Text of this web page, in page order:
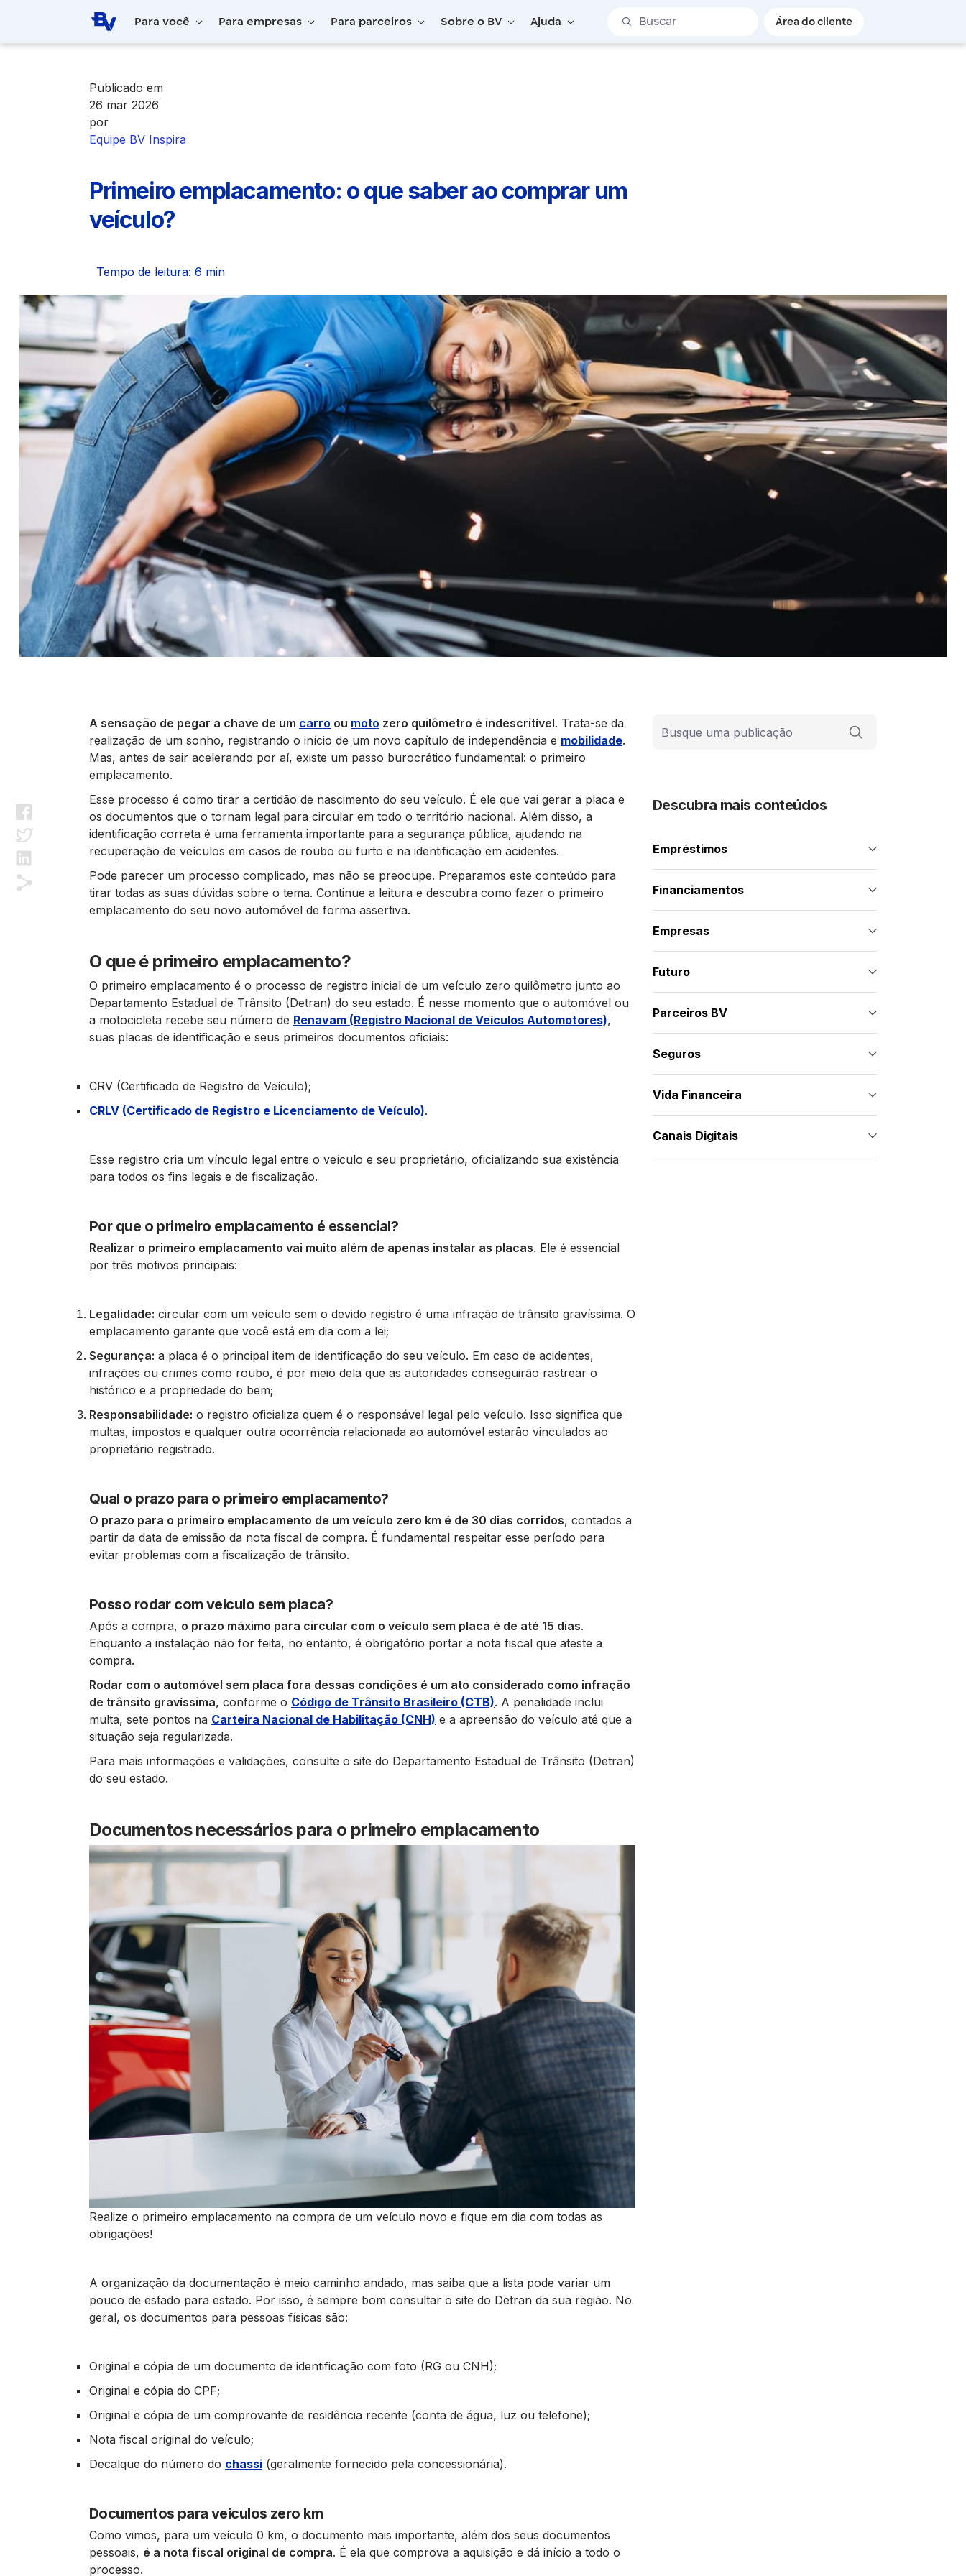
Pular para o Conteúdo principal
Para você Para empresas Para parceiros Sobre o BV Ajuda
Barra de busca
Área do cliente
Publicado em
26 mar 2026
por
Equipe BV Inspira
Primeiro emplacamento: o que saber ao comprar um
veículo?
Tempo de leitura: 6 min
A sensação de pegar a chave de um carro ou moto zero quilômetro é indescritível. Trata-se da
realização de um sonho, registrando o início de um novo capítulo de independência e mobilidade.
Mas, antes de sair acelerando por aí, existe um passo burocrático fundamental: o primeiro
emplacamento.
Esse processo é como tirar a certidão de nascimento do seu veículo. É ele que vai gerar a placa e
os documentos que o tornam legal para circular em todo o território nacional. Além disso, a
identificação correta é uma ferramenta importante para a segurança pública, ajudando na
recuperação de veículos em casos de roubo ou furto e na identificação em acidentes.
Pode parecer um processo complicado, mas não se preocupe. Preparamos este conteúdo para
tirar todas as suas dúvidas sobre o tema. Continue a leitura e descubra como fazer o primeiro
emplacamento do seu novo automóvel de forma assertiva.
O que é primeiro emplacamento?
O primeiro emplacamento é o processo de registro inicial de um veículo zero quilômetro junto ao
Departamento Estadual de Trânsito (Detran) do seu estado. É nesse momento que o automóvel ou
a motocicleta recebe seu número de Renavam (Registro Nacional de Veículos Automotores),
suas placas de identificação e seus primeiros documentos oficiais:
CRV (Certificado de Registro de Veículo);
CRLV (Certificado de Registro e Licenciamento de Veículo).
Esse registro cria um vínculo legal entre o veículo e seu proprietário, oficializando sua existência
para todos os fins legais e de fiscalização.
Por que o primeiro emplacamento é essencial?
Realizar o primeiro emplacamento vai muito além de apenas instalar as placas. Ele é essencial
por três motivos principais:
Legalidade: circular com um veículo sem o devido registro é uma infração de trânsito gravíssima. O
emplacamento garante que você está em dia com a lei;
Segurança: a placa é o principal item de identificação do seu veículo. Em caso de acidentes,
infrações ou crimes como roubo, é por meio dela que as autoridades conseguirão rastrear o
histórico e a propriedade do bem;
Responsabilidade: o registro oficializa quem é o responsável legal pelo veículo. Isso significa que
multas, impostos e qualquer outra ocorrência relacionada ao automóvel estarão vinculados ao
proprietário registrado.
Qual o prazo para o primeiro emplacamento?
O prazo para o primeiro emplacamento de um veículo zero km é de 30 dias corridos, contados a
partir da data de emissão da nota fiscal de compra. É fundamental respeitar esse período para
evitar problemas com a fiscalização de trânsito.
Posso rodar com veículo sem placa?
Após a compra, o prazo máximo para circular com o veículo sem placa é de até 15 dias.
Enquanto a instalação não for feita, no entanto, é obrigatório portar a nota fiscal que ateste a
compra.
Rodar com o automóvel sem placa fora dessas condições é um ato considerado como infração
de trânsito gravíssima, conforme o Código de Trânsito Brasileiro (CTB). A penalidade inclui
multa, sete pontos na Carteira Nacional de Habilitação (CNH) e a apreensão do veículo até que a
situação seja regularizada.
Para mais informações e validações, consulte o site do Departamento Estadual de Trânsito (Detran)
do seu estado.
Documentos necessários para o primeiro emplacamento
Realize o primeiro emplacamento na compra de um veículo novo e fique em dia com todas as
obrigações!
A organização da documentação é meio caminho andado, mas saiba que a lista pode variar um
pouco de estado para estado. Por isso, é sempre bom consultar o site do Detran da sua região. No
geral, os documentos para pessoas físicas são:
Original e cópia de um documento de identificação com foto (RG ou CNH);
Original e cópia do CPF;
Original e cópia de um comprovante de residência recente (conta de água, luz ou telefone);
Nota fiscal original do veículo;
Decalque do número do chassi (geralmente fornecido pela concessionária).
Documentos para veículos zero km
Como vimos, para um veículo 0 km, o documento mais importante, além dos seus documentos
pessoais, é a nota fiscal original de compra. É ela que comprova a aquisição e dá início a todo o
processo.
Descubra mais conteúdos
Empréstimos
Financiamentos
Empresas
Futuro
Parceiros BV
Seguros
Vida Financeira
Canais Digitais